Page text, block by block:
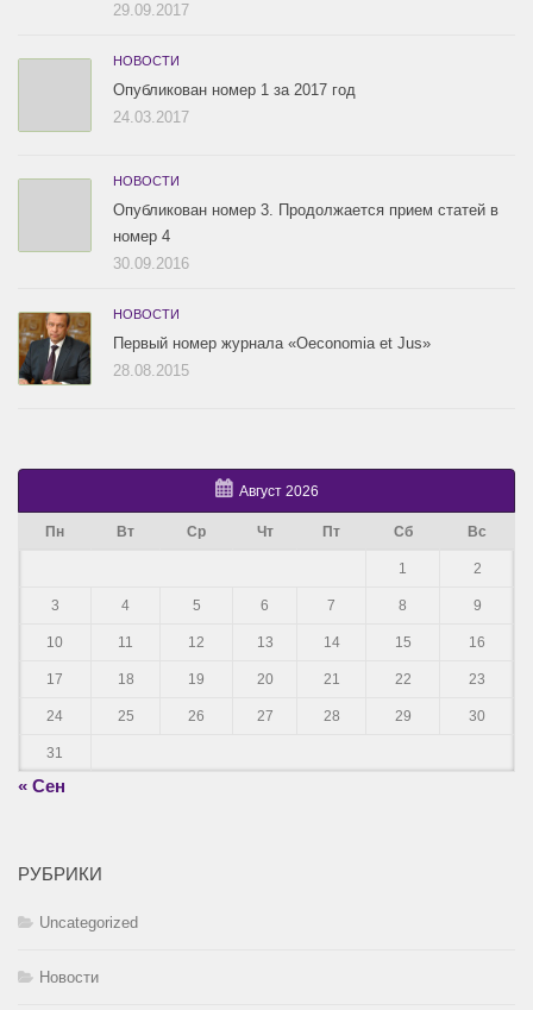
29.09.2017
НОВОСТИ
Опубликован номер 1 за 2017 год
24.03.2017
НОВОСТИ
Опубликован номер 3. Продолжается прием статей в
номер 4
30.09.2016
НОВОСТИ
Первый номер журнала «Oeconomia et Jus»
28.08.2015
Август 2026
Пн Вт Ср Чт Пт Сб Вс
1 2
3 4 5 6 7 8 9
10 11 12 13 14 15 16
17 18 19 20 21 22 23
24 25 26 27 28 29 30
31
« Сен
РУБРИКИ
Uncategorized
Новости